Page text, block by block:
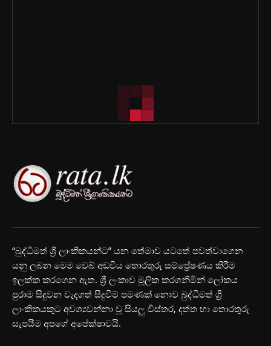
“බුද්ධිමත් ශ්‍රී ලාංකිකයන්ට” යන තේමාව යටතේ පවත්වාගෙන
යනු ලබන මෙම වෙබ් අඩවිය තොරතුරු සම්ප්‍රේෂණය කිරීම
ඉලක්ක කරගෙන ඇත. ශ්‍රී ලංකාව මූලික කරගනිමින් ලෝකය
පුරාම සිදුවන වැදගත් සිදුවීම් පමණක් නොව බුද්ධිමත් ශ්‍රී
ලාංකිකයකුට අවශ්‍යවන්නා වූ සියලු විස්තර, දත්ත හා තොරතුරු
සැපයීම අපගේ අපේක්ෂාවයි.